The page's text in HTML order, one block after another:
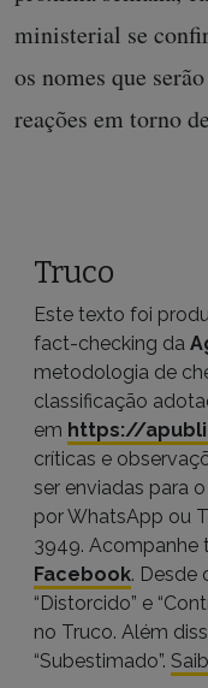
ministerial se
os nomes que
reações em torno
Truco
Este texto foi
fact-checking da
metodologia de
classificação
em https://
críticas e
ser enviadas para
por WhatsApp ou
3949. Acompanhe
Facebook. Desde
“Distorcido” e
no Truco. Além
“Subestimado”.